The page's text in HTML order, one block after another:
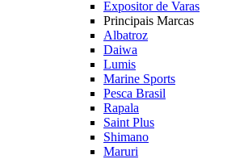
Expositor de Varas
Principais Marcas
Albatroz
Daiwa
Lumis
Marine Sports
Pesca Brasil
Rapala
Saint Plus
Shimano
Maruri